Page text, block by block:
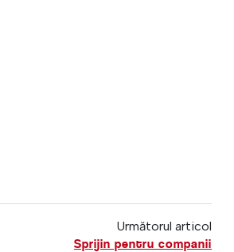
Următorul articol
Sprijin pentru companii